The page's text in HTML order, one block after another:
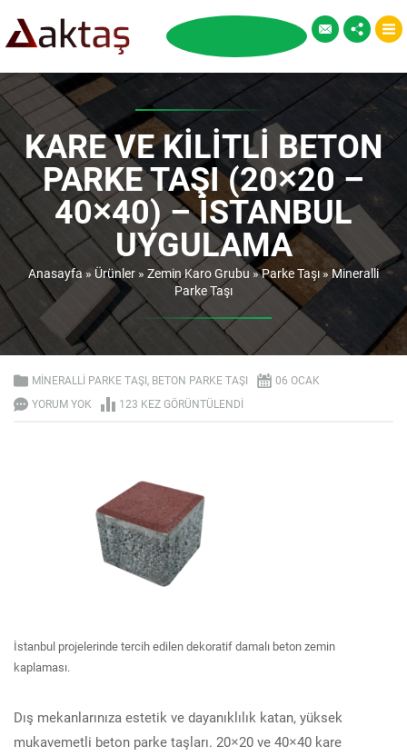
KARE VE KILITLI BETON
PARKE TAŞI (20×20 –
40×40) – İSTANBUL
UYGULAMA
Anasayfa » Ürünler » Zemin Karo Grubu»Parke Taşı» Mineralli
Parke Taşı
MINERALLI PARKE TAŞI BETON PARKE TAŞI
06 OCAK
YORUM YOK
123 KEZ GÖRÜNTÜLENDI
İstanbul projelerinde tercih edilen dekoratif damalı beton zemin
kaplaması.
Dış mekanlarınıza estetik ve dayanıklılık katan, yüksek
mukavemetli beton parke taşları. 20×20 ve 40×40 kare